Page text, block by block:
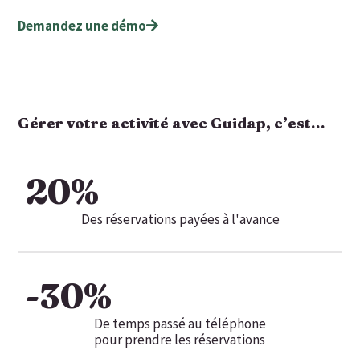
Demandez une démo
Gérer votre activité avec Guidap, c’est…
Des réservations payées à l'avance
20%
De temps passé au téléphone
pour prendre les réservations
-30%